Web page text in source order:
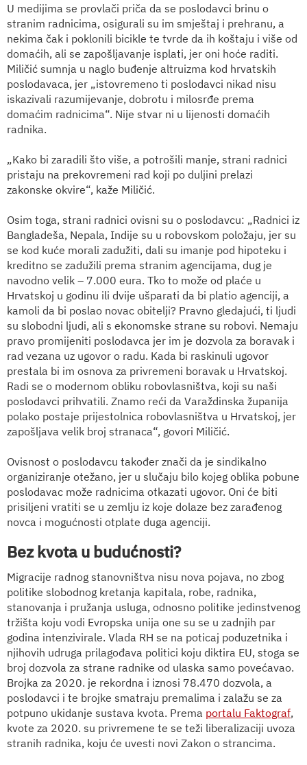
U medijima se provlači priča da se poslodavci brinu o
stranim radnicima, osigurali su im smještaj i prehranu, a
nekima čak i poklonili bicikle te tvrde da ih koštaju i više od
domaćih, ali se zapošljavanje isplati, jer oni hoće raditi.
Miličić sumnja u naglo buđenje altruizma kod hrvatskih
poslodavaca, jer „istovremeno ti poslodavci nikad nisu
iskazivali razumijevanje, dobrotu i milosrđe prema
domaćim radnicima“. Nije stvar ni u lijenosti domaćih
radnika.
„Kako bi zaradili što više, a potrošili manje, strani radnici
pristaju na prekovremeni rad koji po duljini prelazi
zakonske okvire“, kaže Miličić.
Osim toga, strani radnici ovisni su o poslodavcu: „Radnici iz
Bangladeša, Nepala, Indije su u robovskom položaju, jer su
se kod kuće morali zadužiti, dali su imanje pod hipoteku i
kreditno se zadužili prema stranim agencijama, dug je
navodno velik – 7.000 eura. Tko to može od plaće u
Hrvatskoj u godinu ili dvije ušparati da bi platio agenciji, a
kamoli da bi poslao novac obitelji? Pravno gledajući, ti ljudi
su slobodni ljudi, ali s ekonomske strane su robovi. Nemaju
pravo promijeniti poslodavca jer im je dozvola za boravak i
rad vezana uz ugovor o radu. Kada bi raskinuli ugovor
prestala bi im osnova za privremeni boravak u Hrvatskoj.
Radi se o modernom obliku robovlasništva, koji su naši
poslodavci prihvatili. Znamo reći da Varaždinska županija
polako postaje prijestolnica robovlasništva u Hrvatskoj, jer
zapošljava velik broj stranaca“, govori Miličić.
Ovisnost o poslodavcu također znači da je sindikalno
organiziranje otežano, jer u slučaju bilo kojeg oblika pobune
poslodavac može radnicima otkazati ugovor. Oni će biti
prisiljeni vratiti se u zemlju iz koje dolaze bez zarađenog
novca i mogućnosti otplate duga agenciji.
Bez kvota u budućnosti?
Migracije radnog stanovništva nisu nova pojava, no zbog
politike slobodnog kretanja kapitala, robe, radnika,
stanovanja i pružanja usluga, odnosno politike jedinstvenog
tržišta koju vodi Evropska unija one su se u zadnjih par
godina intenzivirale. Vlada RH se na poticaj poduzetnika i
njihovih udruga prilagođava politici koju diktira EU, stoga se
broj dozvola za strane radnike od ulaska samo povećavao.
Brojka za 2020. je rekordna i iznosi 78.470 dozvola, a
poslodavci i te brojke smatraju premalima i zalažu se za
potpuno ukidanje sustava kvota. Prema portalu Faktograf,
kvote za 2020. su privremene te se teži liberalizaciji uvoza
stranih radnika, koju će uvesti novi Zakon o strancima.